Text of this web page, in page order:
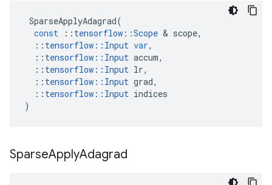
SparseApplyAdagrad(
const
:: tensorflow ::Scope & scope,
:: tensorflow :: Input var,
:: tensorflow :: Input accum,
:: tensorflow :: Input lr,
:: tensorflow :: Input grad,
:: tensorflow :: Input indices
)
SparseApplyAdagrad